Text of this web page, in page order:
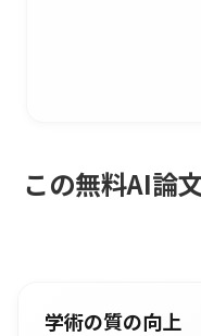
この無料AI論
学術の質の向上